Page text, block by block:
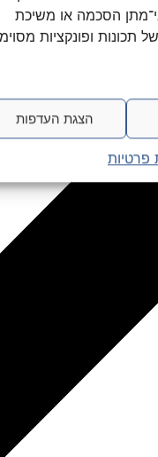
הסכמה או משיכת
ופונקציות
הצגת העדפות
פרטיות